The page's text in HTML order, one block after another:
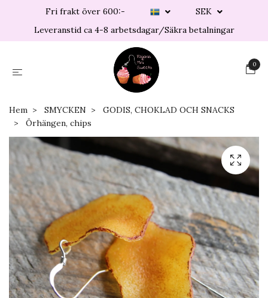
Fri frakt över 600:-
SEK
Leveranstid ca 4-8 arbetsdagar/Säkra betalningar
0
Hem SMYCKEN
GODIS, CHOKLAD OCH SNACKS
Örhängen, chips